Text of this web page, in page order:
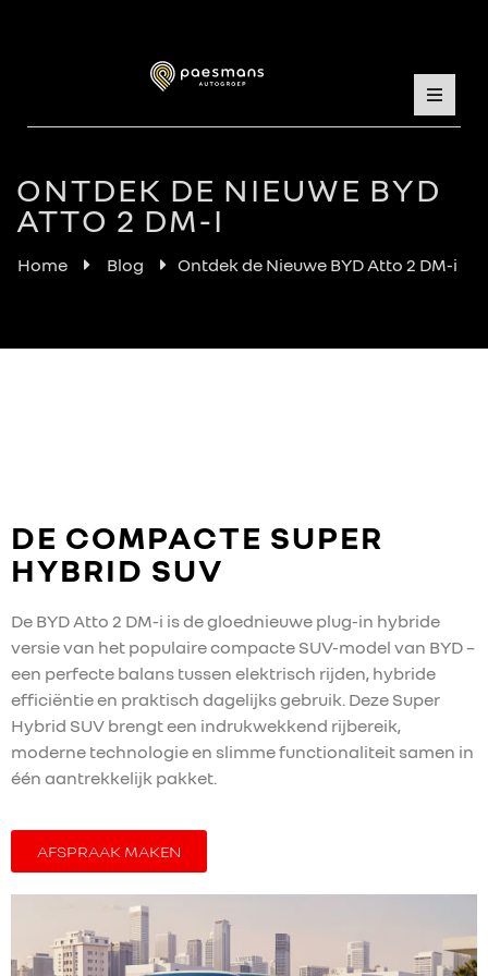
ONTDEK DE NIEUWE BYD
ATTO 2 DM-I
Home Blog Ontdek de Nieuwe BYD Atto 2 DM-i
DE COMPACTE SUPER
HYBRID SUV
De BYD Atto 2 DM-i is de gloednieuwe plug-in hybride
versie van het populaire compacte SUV-model van BYD –
een perfecte balans tussen elektrisch rijden, hybride
efficiëntie en praktisch dagelijks gebruik. Deze Super
Hybrid SUV brengt een indrukwekkend rijbereik,
moderne technologie en slimme functionaliteit samen in
één aantrekkelijk pakket.
AFSPRAAK MAKEN